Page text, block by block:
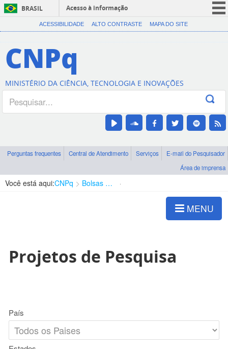
BRASIL
Acesso à informação
CORONAVÍRUS (COVID-19)
Canais
ACESSIBILIDADE ALTO CONTRASTE MAPA DO SITE
CNPq
MINISTÉRIO DA CIÊNCIA, TECNOLOGIA E INOVAÇÕES
Perguntas frequentes Central de Atendimento Serviços
E-mail do Pesquisador
Área de imprensa
Você está aqui:CNPq Bolsas e Auxílios Vigentes
MENU
Projetos de Pesquisa
País